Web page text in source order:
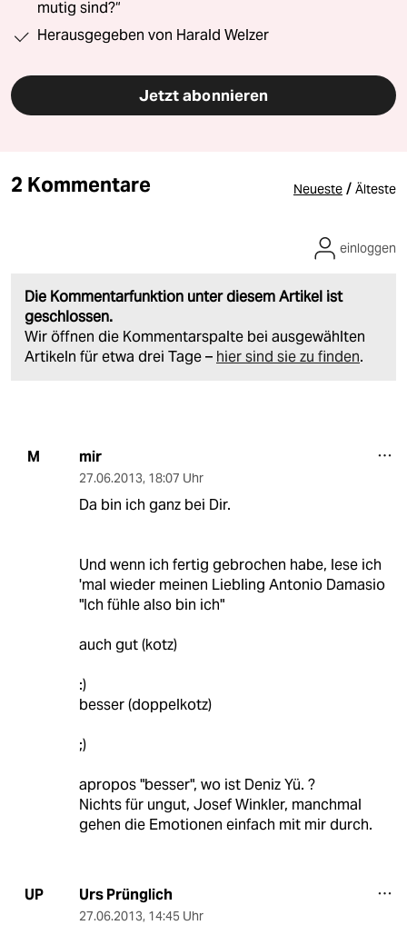
mutig sind?“
Herausgegeben von Harald Welzer
Jetzt abonnieren
2 Kommentare Neueste / Älteste
Die Kommentarfunktion unter diesem Artikel ist
geschlossen.
Wir öffnen die Kommentarspalte bei ausgewählten
Artikeln für etwa drei Tage – hier sind sie zu finden.
einloggen
M mir
27.06.2013, 18:07 Uhr
Da bin ich ganz bei Dir.
Und wenn ich fertig gebrochen habe, lese ich
'mal wieder meinen Liebling Antonio Damasio
"Ich fühle also bin ich"
auch gut (kotz)
:)
besser (doppelkotz)
;)
apropos "besser", wo ist Deniz Yü. ?
Nichts für ungut, Josef Winkler, manchmal
gehen die Emotionen einfach mit mir durch.
UP Urs Prünglich
27.06.2013, 14:45 Uhr